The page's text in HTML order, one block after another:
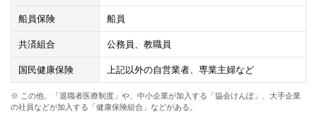
船員保険 船員
共済組合 公務員、教職員
国民健康保険 上記以外の自営業者、専業主婦など
※ この他、「退職者医療制度」や、中小企業が加入する「協会けんぽ」、大手企業
の社員などが加入する「健康保険組合」などがある。